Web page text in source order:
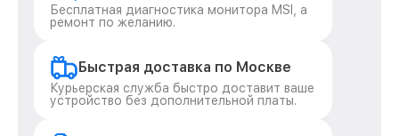
Бесплатная диагностика монитора MSI, а
ремонт по желанию.
Быстрая доставка по Москве
Курьерская служба быстро доставит ваше
устройство без дополнительной платы.